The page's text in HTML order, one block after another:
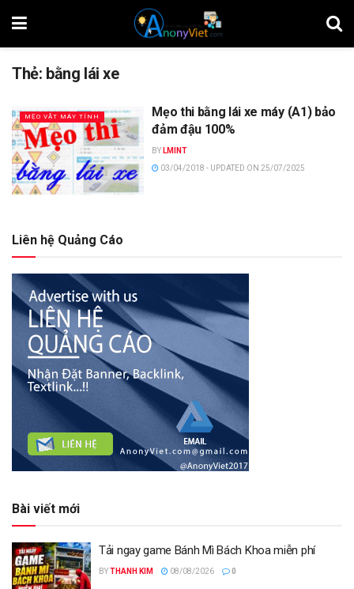
Thẻ: bằng lái xe
MẸO VẶT MÁY TÍNH
Mẹo thi bằng lái xe máy (A1) bảo
đảm đậu 100%
BY LMINT
03/04/2018 - UPDATED ON 25/07/2025
Liên hệ Quảng Cáo
Bài viết mới
Tải ngay game Bánh Mì Bách Khoa miễn phí
BYTHANH KIM 08/08/2026 0